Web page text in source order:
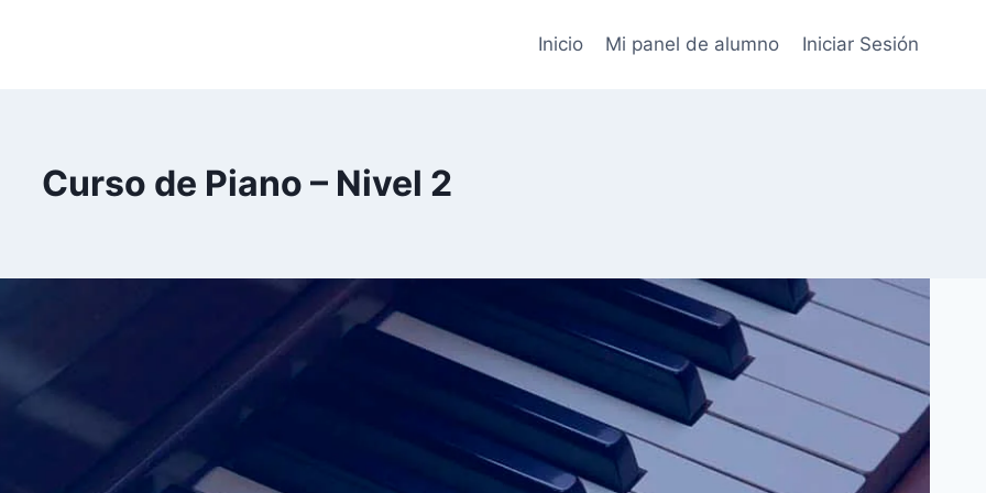
Inicio Mi panel de alumno Iniciar Sesión
Curso de Piano – Nivel 2